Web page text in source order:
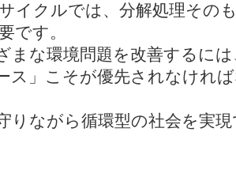
イクルでは、分解処理その
です。
な環境問題を改善するに
ス」こそが優先されなけれ
りながら循環型の社会を実